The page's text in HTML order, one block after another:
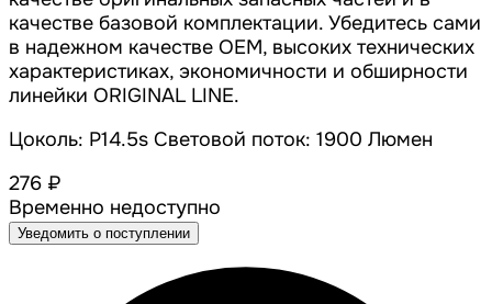
качестве базовой комплектации. Убедитесь сами
в надежном качестве OEM, высоких технических
характеристиках, экономичности и обширности
линейки ORIGINAL LINE.
Цоколь: P14.5s Световой поток: 1900 Люмен
276 ₽
Временно недоступно
Уведомить о поступлении